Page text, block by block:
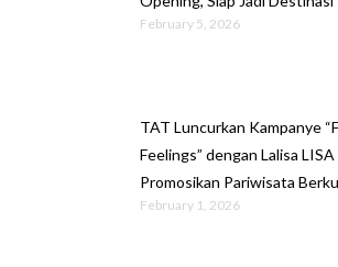
February 5, 2026
TAT Luncurkan Kampanye
Feelings” dengan Lalisa
Promosikan Pariwisata
February 1, 2026